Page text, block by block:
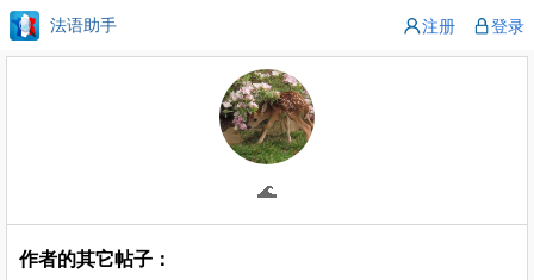
法语助手 注册 登录
🌊
作者的其它帖子：